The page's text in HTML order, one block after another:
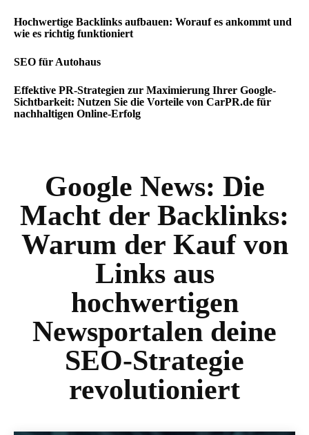
Hochwertige Backlinks aufbauen: Worauf es ankommt und
wie es richtig funktioniert
SEO für Autohaus
Effektive PR-Strategien zur Maximierung Ihrer Google-
Sichtbarkeit: Nutzen Sie die Vorteile von CarPR.de für
nachhaltigen Online-Erfolg
Google News: Die
Macht der Backlinks:
Warum der Kauf von
Links aus
hochwertigen
Newsportalen deine
SEO-Strategie
revolutioniert